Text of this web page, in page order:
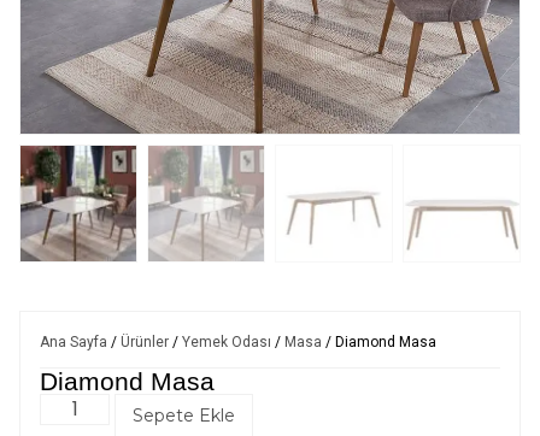
Ana Sayfa / Ürünler / Yemek Odası / Masa / Diamond Masa
Diamond Masa
Sepete Ekle